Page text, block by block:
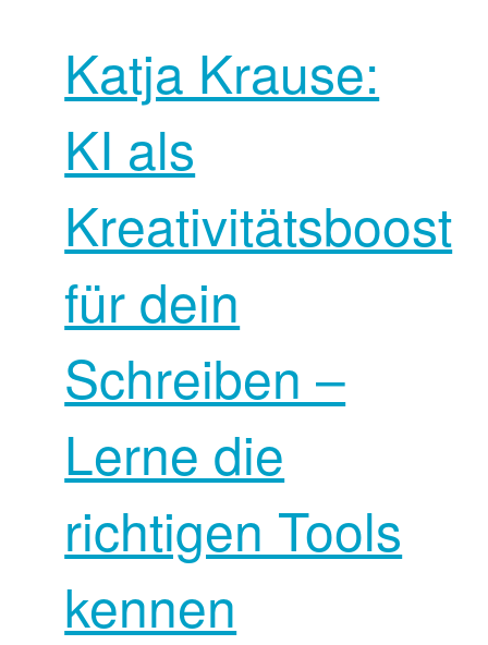
Katja Krause:
KI als
Kreativitätsboost
für dein
Schreiben –
Lerne die
richtigen Tools
kennen